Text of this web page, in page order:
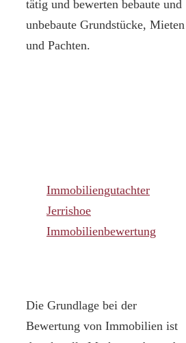
tätig und bewerten bebaute und
unbebaute Grundstücke, Mieten
und Pachten.
Immobiliengutachter
Jerrishoe
Immobilienbewertung
Die Grundlage bei der
Bewertung von Immobilien ist